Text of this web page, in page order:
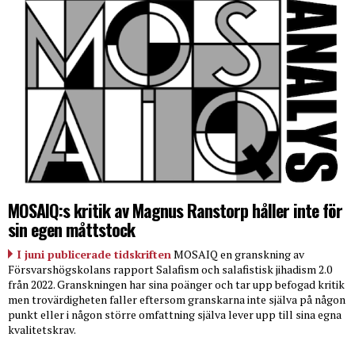
MOSAIQ:s kritik av Magnus Ranstorp håller inte för
sin egen måttstock
I juni publicerade tidskriften MOSAIQ en granskning av
Försvarshögskolans rapport Salafism och salafistisk jihadism 2.0
från 2022. Granskningen har sina poänger och tar upp befogad kritik
men trovärdigheten faller eftersom granskarna inte själva på någon
punkt eller i någon större omfattning själva lever upp till sina egna
kvalitetskrav.